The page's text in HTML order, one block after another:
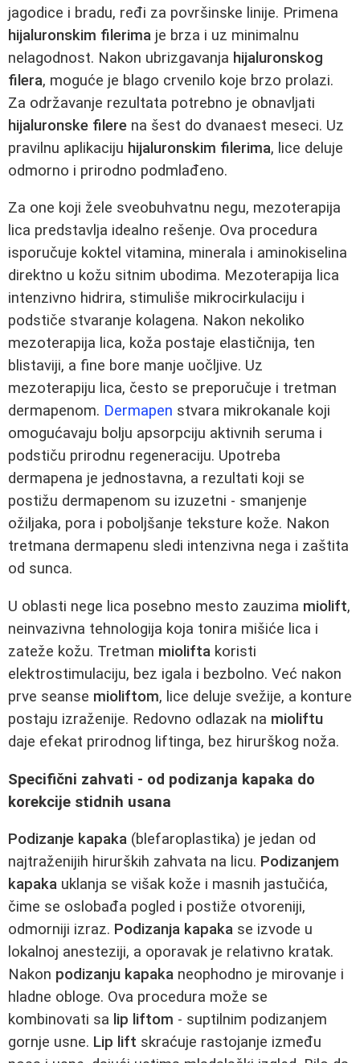
jagodice i bradu, ređi za površinske linije. Primena
hijaluronskim filerima je brza i uz minimalnu
nelagodnost. Nakon ubrizgavanja hijaluronskog
filera, moguće je blago crvenilo koje brzo prolazi.
Za održavanje rezultata potrebno je obnavljati
hijaluronske filere na šest do dvanaest meseci. Uz
pravilnu aplikaciju hijaluronskim filerima, lice deluje
odmorno i prirodno podmlađeno.
Za one koji žele sveobuhvatnu negu, mezoterapija
lica predstavlja idealno rešenje. Ova procedura
isporučuje koktel vitamina, minerala i aminokiselina
direktno u kožu sitnim ubodima. Mezoterapija lica
intenzivno hidrira, stimuliše mikrocirkulaciju i
podstiče stvaranje kolagena. Nakon nekoliko
mezoterapija lica, koža postaje elastičnija, ten
blistaviji, a fine bore manje uočljive. Uz
mezoterapiju lica, često se preporučuje i tretman
dermapenom. Dermapen stvara mikrokanale koji
omogućavaju bolju apsorpciju aktivnih seruma i
podstiču prirodnu regeneraciju. Upotreba
dermapena je jednostavna, a rezultati koji se
postižu dermapenom su izuzetni - smanjenje
ožiljaka, pora i poboljšanje teksture kože. Nakon
tretmana dermapenu sledi intenzivna nega i zaštita
od sunca.
U oblasti nege lica posebno mesto zauzima miolift,
neinvazivna tehnologija koja tonira mišiće lica i
zateže kožu. Tretman miolifta koristi
elektrostimulaciju, bez igala i bezbolno. Već nakon
prve seanse mioliftom, lice deluje svežije, a konture
postaju izraženije. Redovno odlazak na mioliftu
daje efekat prirodnog liftinga, bez hirurškog noža.
Specifični zahvati - od podizanja kapaka do
korekcije stidnih usana
Podizanje kapaka (blefaroplastika) je jedan od
najtraženijih hirurških zahvata na licu. Podizanjem
kapaka uklanja se višak kože i masnih jastučića,
čime se oslobađa pogled i postiže otvoreniji,
odmorniji izraz. Podizanja kapaka se izvode u
lokalnoj anesteziji, a oporavak je relativno kratak.
Nakon podizanju kapaka neophodno je mirovanje i
hladne obloge. Ova procedura može se
kombinovati sa lip liftom - suptilnim podizanjem
gornje usne. Lip lift skraćuje rastojanje između